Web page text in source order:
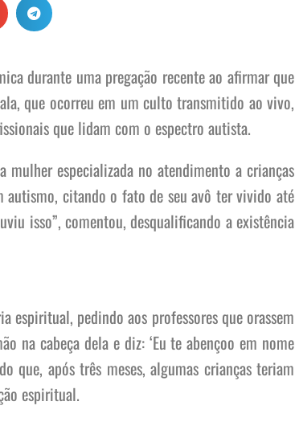
durante uma pregação recente ao afirmar que
que ocorreu em um culto transmitido ao vivo,
que lidam com o espectro autista.
especializada no atendimento a crianças
citando o fato de seu avô ter vivido até
isso”, comentou, desqualificando a existência
espiritual, pedindo aos professores que orassem
na cabeça dela e diz: ‘Eu te abençoo em nome
que, após três meses, algumas crianças teriam
espiritual.